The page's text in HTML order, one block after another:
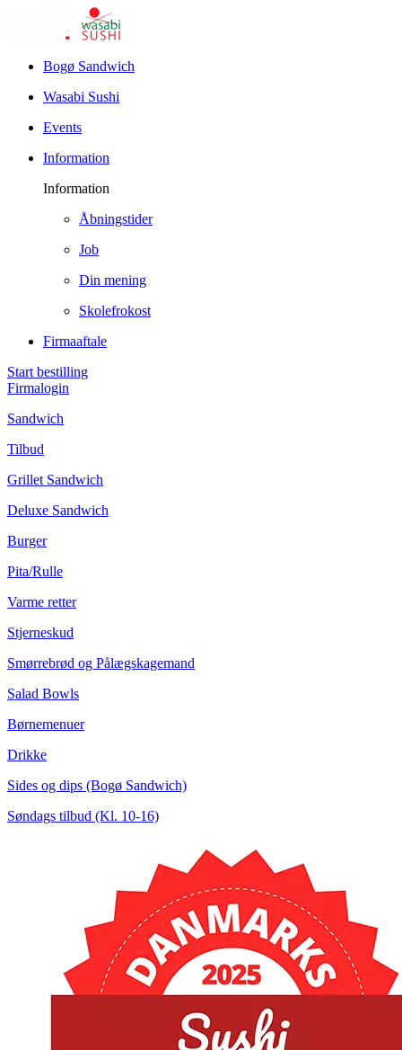
Bogø Sandwich
Wasabi Sushi
Events
Information
Information
Åbningstider
Job
Din mening
Skolefrokost
Firmaaftale
Start bestilling
Firmalogin
Sandwich
Tilbud
Grillet Sandwich
Deluxe Sandwich
Burger
Pita/Rulle
Varme retter
Stjerneskud
Smørrebrød og Pålægskagemand
Salad Bowls
Børnemenuer
Drikke
Sides og dips (Bogø Sandwich)
Søndags tilbud (Kl. 10-16)